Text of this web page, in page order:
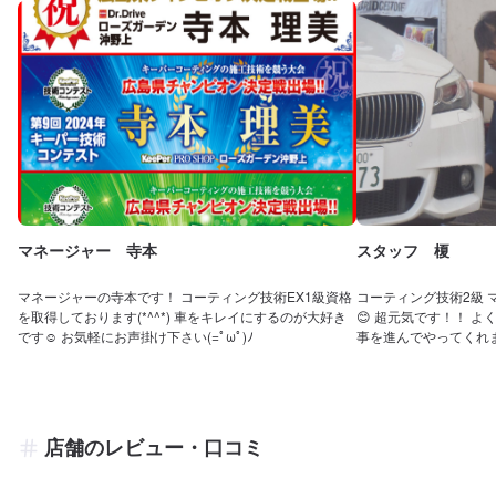
マネージャー 寺本
マネージャーの寺本です！ コーティング技術EX1級資格
を取得しております(*^^*) 車をキレイにするのが大好き
です☺ お気軽にお声掛け下さい(=ﾟωﾟ)ﾉ
スタッフ 榎
コーティング技術2級
😊 超元気です！！ よ
事を進んでやってくれ
店舗のレビュー・口コミ